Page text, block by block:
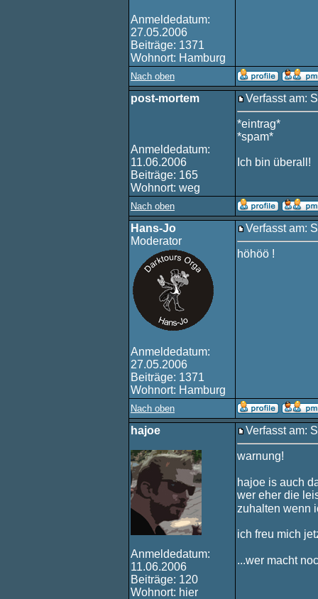
Anmeldedatum:
27.05.2006
Beiträge: 1371
Wohnort: Hamburg
Nach oben
post-mortem
Anmeldedatum:
11.06.2006
Beiträge: 165
Wohnort: weg
Verfasst am:
*eintrag*
*spam*
Ich bin überall!
Nach oben
Hans-Jo
Moderator
Anmeldedatum:
27.05.2006
Beiträge: 1371
Wohnort: Hamburg
Verfasst am:
höhöö !
Nach oben
hajoe
Anmeldedatum:
11.06.2006
Beiträge: 120
Wohnort: hier
Verfasst am:
warnung!
hajoe is auch
wer eher die
zuhalten wenn
ich freu mich
...wer macht